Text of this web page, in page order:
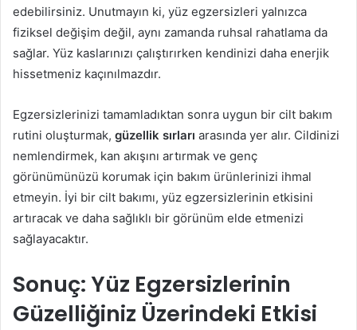
edebilirsiniz. Unutmayın ki, yüz egzersizleri yalnızca
fiziksel değişim değil, aynı zamanda ruhsal rahatlama da
sağlar. Yüz kaslarınızı çalıştırırken kendinizi daha enerjik
hissetmeniz kaçınılmazdır.
Egzersizlerinizi tamamladıktan sonra uygun bir cilt bakım
rutini oluşturmak, güzellik sırları arasında yer alır. Cildinizi
nemlendirmek, kan akışını artırmak ve genç
görünümünüzü korumak için bakım ürünlerinizi ihmal
etmeyin. İyi bir cilt bakımı, yüz egzersizlerinin etkisini
artıracak ve daha sağlıklı bir görünüm elde etmenizi
sağlayacaktır.
Sonuç: Yüz Egzersizlerinin
Güzelliğiniz Üzerindeki Etkisi